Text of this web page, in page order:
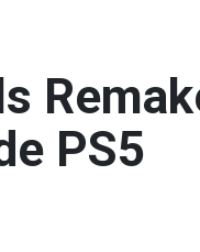
PS5